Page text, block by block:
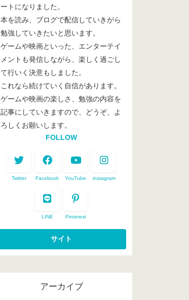
ートになりました。
本を読み、ブログで配信していきがら
勉強していきたいと思います。
ゲームや映画といった、エンターテイ
メントも発信しながら、楽しく過ごし
て行いく決意もしました。
これなら続けていく自信があります。
ゲームや映画の楽しさ、勉強の内容を
記事にしていきますので、どうぞ、よ
ろしくお願いします。
FOLLOW
Twitter Facebook YouTube instagram
LINE Pinterest
アーカイブ